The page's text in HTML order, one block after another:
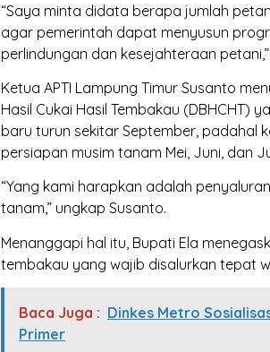
“Saya minta didata berapa jumlah
agar pemerintah dapat menyusun
perlindungan dan kesejahteraan
Ketua APTI Lampung Timur Susanto
Hasil Cukai Hasil Tembakau (DBHCHT)
baru turun sekitar September, padahal
persiapan musim tanam Mei, Juni, dan
“Yang kami harapkan adalah
tanam,” ungkap Susanto.
Menanggapi hal itu, Bupati Ela
tembakau yang wajib disalurkan tepat
Baca Juga : Dinkes Metro
Primer